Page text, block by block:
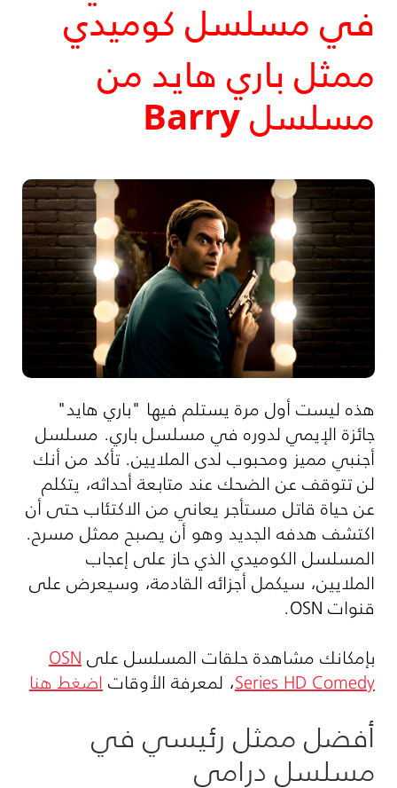
في مسلسل كوميدي
ممثل باري هايد من
مسلسلBarry
هذه ليست أول مرة يستلم فيها "باري هايد"
جائزة الإيمي لدوره في مسلسل باري. مسلسل
أجنبي مميز ومحبوب لدى الملايين. تأكد من أنك
لن تتوقف عن الضحك عند متابعة أحداثه، يتكلم
عن حياة قاتل مستأجر يعاني من الاكتئاب حتى أن
اكتشف هدفه الجديد وهو أن يصبح ممثل مسرح.
المسلسل الكوميدي الذي حاز على إعجاب
الملايين، سيكمل أجزائه القادمة، وسيعرض على
قنوات OSN.
بإمكانك مشاهدة حلقات المسلسل علىOSN
Series HD Comedy، لمعرفة الأوقاتاضغط هنا
أفضل ممثل رئيسي في
مسلسل درامي